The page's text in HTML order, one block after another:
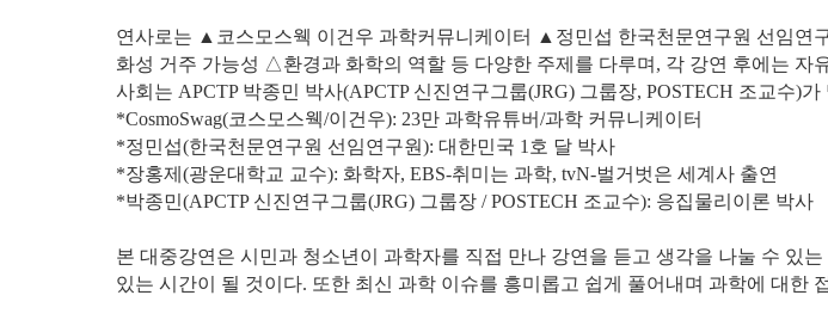
연사로는 ▲코스모스웩 이건우 과학커뮤니케이터 ▲정민섭 한국천문연구원 선임연
화성 거주 가능성 △환경과 화학의 역할 등 다양한 주제를 다루며, 각 강연 후에는 자
사회는 APCTP 박종민 박사(APCTP 신진연구그룹(JRG) 그룹장, POSTECH 조교수)가
*CosmoSwag(코스모스웩/이건우): 23만 과학유튜버/과학 커뮤니케이터
*정민섭(한국천문연구원 선임연구원): 대한민국 1호 달 박사
*장홍제(광운대학교 교수): 화학자, EBS-취미는 과학, tvN-벌거벗은 세계사 출연
*박종민(APCTP 신진연구그룹(JRG) 그룹장 / POSTECH 조교수): 응집물리이론 박사
본 대중강연은 시민과 청소년이 과학자를 직접 만나 강연을 듣고 생각을 나눌 수 있
있는 시간이 될 것이다. 또한 최신 과학 이슈를 흥미롭고 쉽게 풀어내며 과학에 대한